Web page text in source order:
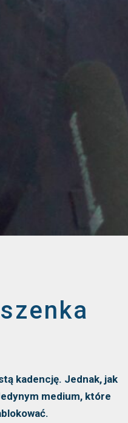
kadencję. Jednak, jak
medium, które